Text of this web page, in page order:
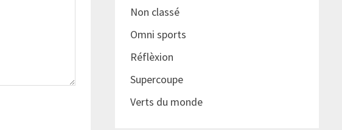
Non classé
Omni sports
Réflèxion
Supercoupe
Verts du monde